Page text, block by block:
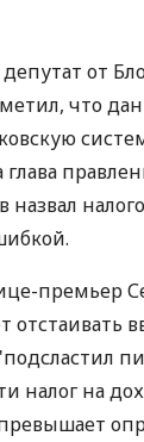
от
что
глава
премьер
отстаивать
налог на